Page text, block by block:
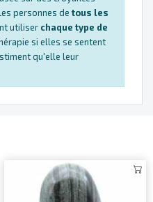
personnes de tous les
utiliser chaque type de
si elles se sentent
qu'elle leur